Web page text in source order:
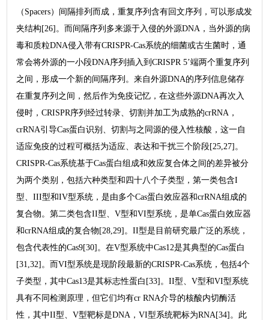
（Spacers）间隔排列而成，重复序列含有回文序列，可以形成发
夹结构[26]。而间隔序列多来源于入侵的外源DNA，当外源的病
毒和质粒DNA侵入带有CRISPR-Cas系统的细菌或古生菌时，通
常会将外源的一小段DNA序列插入到CRISPR 5’端两个重复序列
之间，形成一个新的间隔序列。来自外源DNA的序列信息储存
在重复序列之间，然后作为免疫记忆，在这些外源DNA再次入
侵时，CRISPR序列经过转录、切割并加工为成熟的crRNA，
crRNA引导Cas蛋白识别、切割与之同源的侵入性核酸，这一自
适应免疫的过程可概括为适应、表达和干扰三个阶段[25,27]。
CRISPR-Cas系统基于Cas蛋白组成和效应复合体之间的差异被分
为两个类别，包括六种类型和四十八个子类型，第一类包含I
型、III型和IV型系统，是由多个Cas蛋白效应器和crRNA组成的
复合物。第二类包含II型、V型和VI型系统，是单Cas蛋白效应器
和crRNA组成的复合物[28,29]。II型是目前研究最广泛的系统，
包含代表性的Cas9[30]。在V型系统中Cas12是其典型的Cas蛋白
[31,32]。而VI型系统是现阶段最新的CRISPR-Cas系统，包括4个
子类型，其中Cas13是其标志性蛋白[33]。II型、V型和VI型系统
具有不同检测原理，但它们均有cr RNA介导的核酸内切酶活
性，其中II型、V型靶标是DNA，VI型系统靶标为RNA[34]。此